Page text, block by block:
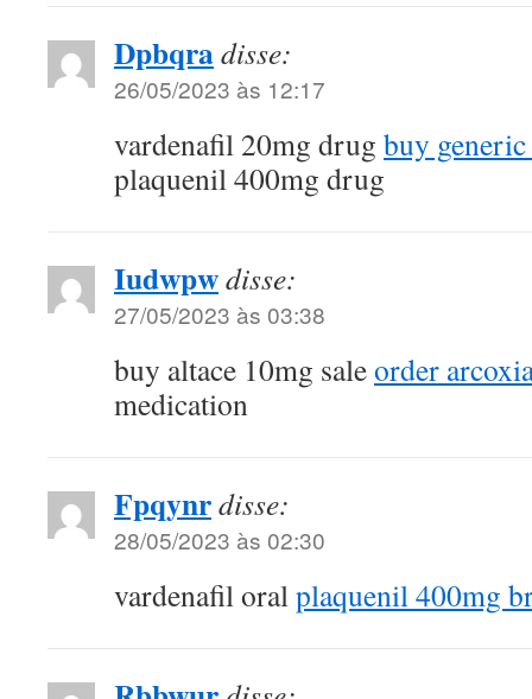
Dpbqradisse:
26/05/2023 às 12:17
vardenafil 20mg drug buy
plaquenil 400mg drug
Iudwpwdisse:
27/05/2023 às 03:38
buy altace 10mg saleorder
medication
Fpqynrdisse:
28/05/2023 às 02:30
vardenafil oralplaquenil 400mg